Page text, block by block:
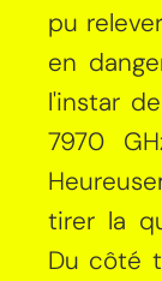
pu
en
l'instar
7970
tirer la
Du côté